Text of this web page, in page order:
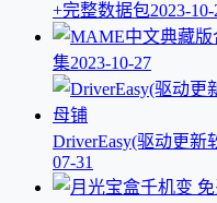
+完整数据包2023-10-
集2023-10-27
DriverEasy(驱动更新
07-31